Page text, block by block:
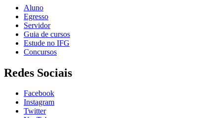
Aluno
Egresso
Servidor
Guia de cursos
Estude no IFG
Concursos
Redes Sociais
Facebook
Instagram
Twitter